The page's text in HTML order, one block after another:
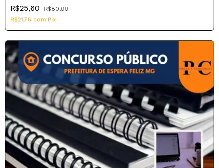
R$25,60
R$80,00
R$21,76 com Pix